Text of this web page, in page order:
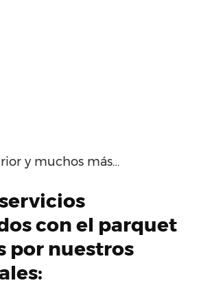
y muchos más…
con el parquet
por nuestros